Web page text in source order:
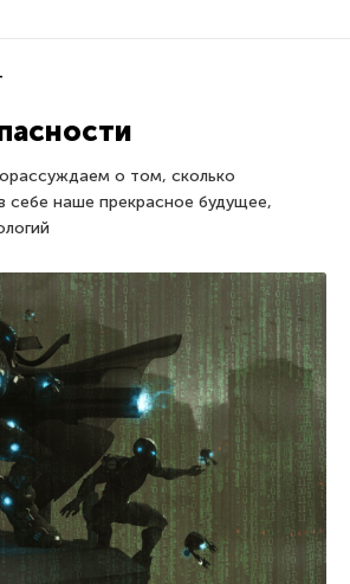
о том, сколько
себе наше прекрасное будущее,